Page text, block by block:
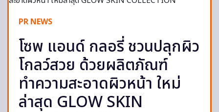
PR NEWS
โซพ แอนด์ กลอรี่ ชวนปลุกผิว
โกลว์สวย ด้วยผลิตภัณฑ์
ทำความสะอาดผิวหน้า ใหม่
ล่าสุด GLOW SKIN